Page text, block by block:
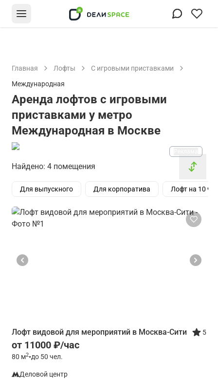
Главная Лофты
С игровыми приставками
Международная
Аренда лофтов с игровыми
приставками у метро
Международная в Москве
Найдено: 4 помещения
Для выпускного Для корпоратива Лофт на 10
Лофт видовой для мероприятий в Москва-Сити
от 11000 ₽/час
80 м2•до 50 чел.
5
Деловой центр